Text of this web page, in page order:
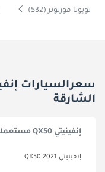
تويوتا فورتونر (532)
الشارقة
إنفينيتي QX50 مستعملة
إنفينيتي QX50 2021